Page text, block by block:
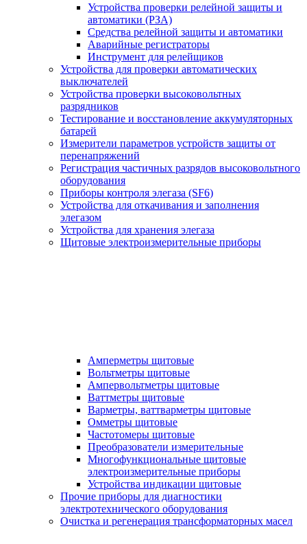
Устройства проверки релейной защиты и
автоматики (РЗА)
Средства релейной защиты и автоматики
Аварийные регистраторы
Инструмент для релейщиков
Устройства для проверки автоматических
выключателей
Устройства проверки высоковольтных
разрядников
Тестирование и восстановление аккумуляторных
батарей
Измерители параметров устройств защиты от
перенапряжений
Регистрация частичных разрядов высоковольтного
оборудования
Приборы контроля элегаза (SF6)
Устройства для откачивания и заполнения
элегазом
Устройства для хранения элегаза
Щитовые электроизмерительные приборы
Амперметры щитовые
Вольтметры щитовые
Ампервольтметры щитовые
Ваттметры щитовые
Варметры, ваттварметры щитовые
Омметры щитовые
Частотомеры щитовые
Преобразователи измерительные
Многофункциональные щитовые
электроизмерительные приборы
Устройства индикации щитовые
Прочие приборы для диагностики
электротехнического оборудования
Очистка и регенерация трансформаторных масел